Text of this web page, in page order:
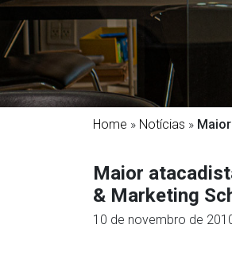
Home » Notícias »
Maior
& Marketing
10 de novembro de